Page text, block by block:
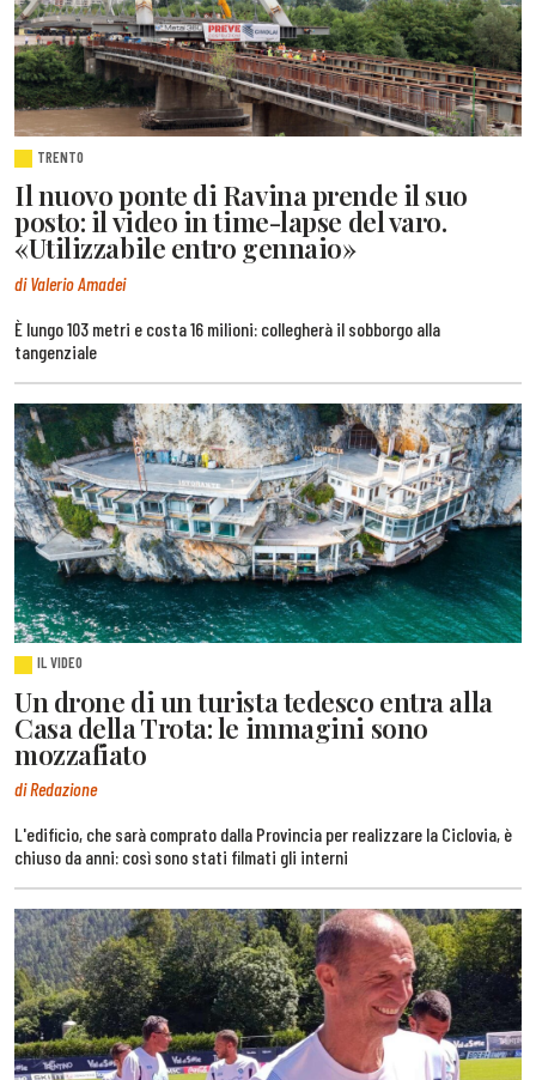
TRENTO
Il nuovo ponte di Ravina prende il suo
posto: il video in time-lapse del varo.
«Utilizzabile entro gennaio»
di Valerio Amadei
È lungo 103 metri e costa 16 milioni: collegherà il sobborgo alla
tangenziale
IL VIDEO
Un drone di un turista tedesco entra alla
Casa della Trota: le immagini sono
mozzafiato
di Redazione
L'edificio, che sarà comprato dalla Provincia per realizzare la Ciclovia, è
chiuso da anni: così sono stati filmati gli interni